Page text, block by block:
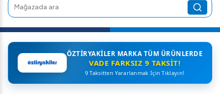
ÖZTIRYAKILER MARKA TÜM ÜRÜNLERDE
VADE FARKSIZ 9 TAKSIT!
9 Taksitten Yararlanmak İçin Tıklayın!